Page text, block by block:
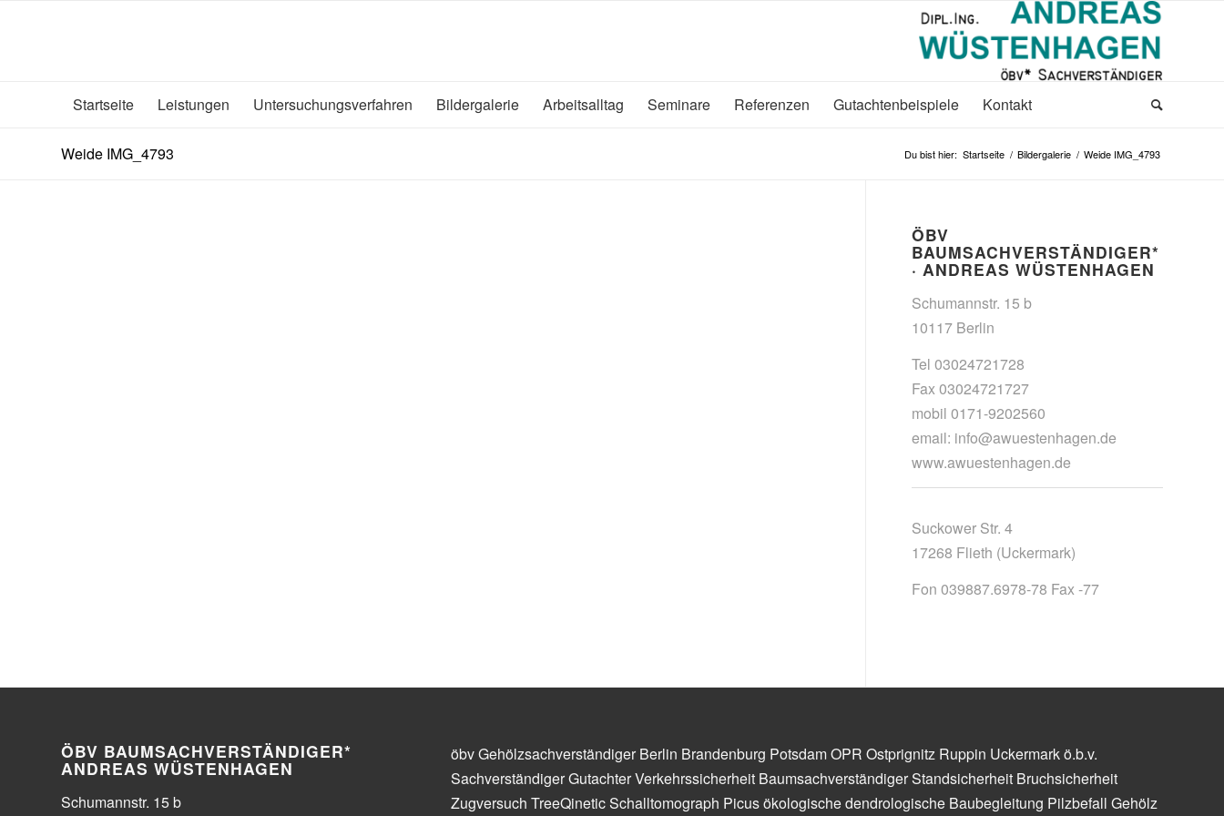
Startseite Leistungen Untersuchungsverfahren Bildergalerie Arbeitsalltag Seminare Referenzen Gutachtenbeispiele Kontakt
Weide IMG_4793 Du bist hier: Startseite / Bildergalerie / Weide IMG_4793
ÖBV
BAUMSACHVERSTÄNDIGER*
· ANDREAS WÜSTENHAGEN
Schumannstr. 15 b
10117 Berlin
Tel 03024721728
Fax 03024721727
mobil 0171-9202560
email: info@awuestenhagen.de
www.awuestenhagen.de
Suckower Str. 4
17268 Flieth (Uckermark)
Fon 039887.6978-78 Fax -77
ÖBV BAUMSACHVERSTÄNDIGER*
ANDREAS WÜSTENHAGEN
Schumannstr. 15 b
öbv Gehölzsachverständiger Berlin Brandenburg Potsdam OPR Ostprignitz Ruppin Uckermark ö.b.v.
Sachverständiger Gutachter Verkehrssicherheit Baumsachverständiger Standsicherheit Bruchsicherheit
Zugversuch TreeQinetic Schalltomograph Picus ökologische dendrologische Baubegleitung Pilzbefall Gehölz